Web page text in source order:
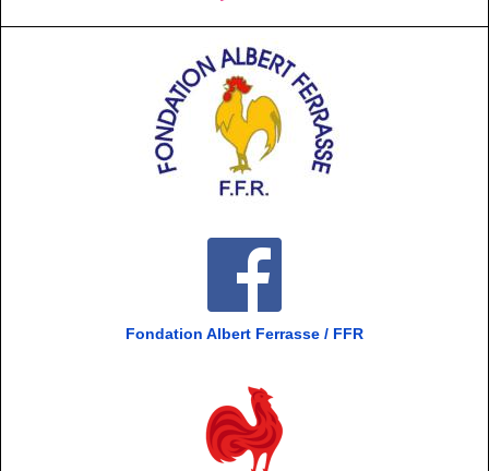
Fondation Albert Ferrasse / FFR